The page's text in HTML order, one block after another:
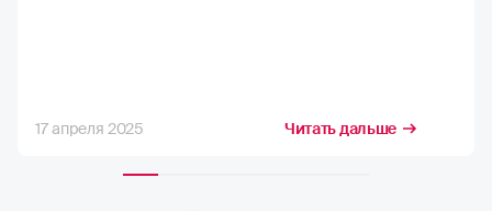
17 апреля 2025 Читать дальше